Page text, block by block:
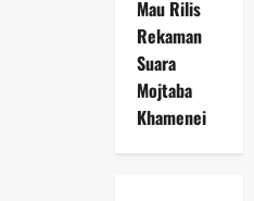
Mau Rilis
Rekaman
Suara
Mojtaba
Khamenei